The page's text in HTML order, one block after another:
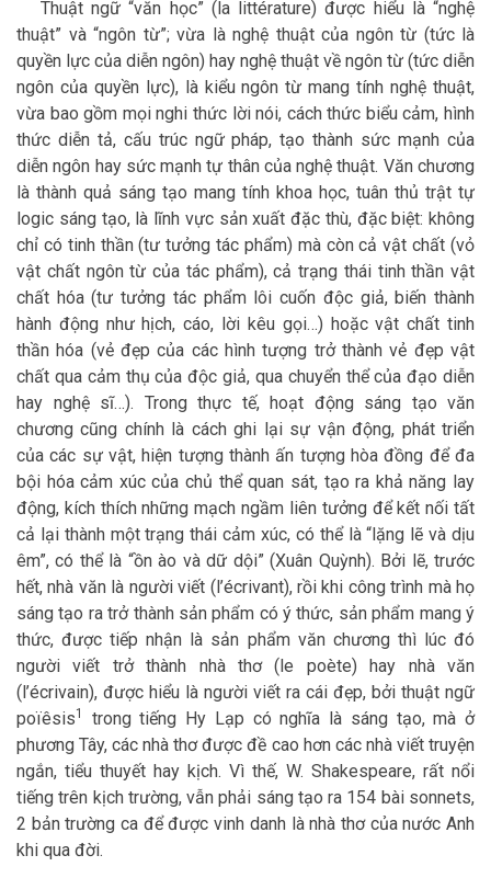
Thuật ngữ “văn học” (la littérature) được hiểu là “nghệ
thuật” và “ngôn từ”; vừa là nghệ thuật của ngôn từ (tức là
quyền lực của diễn ngôn) hay nghệ thuật về ngôn từ (tức diễn
ngôn của quyền lực), là kiểu ngôn từ mang tính nghệ thuật,
vừa bao gồm mọi nghi thức lời nói, cách thức biểu cảm, hình
thức diễn tả, cấu trúc ngữ pháp, tạo thành sức mạnh của
diễn ngôn hay sức mạnh tự thân của nghệ thuật. Văn chương
là thành quả sáng tạo mang tính khoa học, tuân thủ trật tự
logic sáng tạo, là lĩnh vực sản xuất đặc thù, đặc biệt: không
chỉ có tinh thần (tư tưởng tác phẩm) mà còn cả vật chất (vỏ
vật chất ngôn từ của tác phẩm), cả trạng thái tinh thần vật
chất hóa (tư tưởng tác phẩm lôi cuốn độc giả, biến thành
hành động như hịch, cáo, lời kêu gọi…) hoặc vật chất tinh
thần hóa (vẻ đẹp của các hình tượng trở thành vẻ đẹp vật
chất qua cảm thụ của độc giả, qua chuyển thể của đạo diễn
hay nghệ sĩ…). Trong thực tế, hoạt động sáng tạo văn
chương cũng chính là cách ghi lại sự vận động, phát triển
của các sự vật, hiện tượng thành ấn tượng hòa đồng để đa
bội hóa cảm xúc của chủ thể quan sát, tạo ra khả năng lay
động, kích thích những mạch ngầm liên tưởng để kết nối tất
cả lại thành một trạng thái cảm xúc, có thể là “lặng lẽ và dịu
êm”, có thể là “ồn ào và dữ dội” (Xuân Quỳnh). Bởi lẽ, trước
hết, nhà văn là người viết (l’écrivant), rồi khi công trình mà họ
sáng tạo ra trở thành sản phẩm có ý thức, sản phẩm mang ý
thức, được tiếp nhận là sản phẩm văn chương thì lúc đó
người viết trở thành nhà thơ (le poète) hay nhà văn
(l’écrivain), được hiểu là người viết ra cái đẹp, bởi thuật ngữ
poïêsis1
trong tiếng Hy Lạp có nghĩa là sáng tạo, mà ở
phương Tây, các nhà thơ được đề cao hơn các nhà viết truyện
ngắn, tiểu thuyết hay kịch. Vì thế, W. Shakespeare, rất nổi
tiếng trên kịch trường, vẫn phải sáng tạo ra 154 bài sonnets,
2 bản trường ca để được vinh danh là nhà thơ của nước Anh
khi qua đời.